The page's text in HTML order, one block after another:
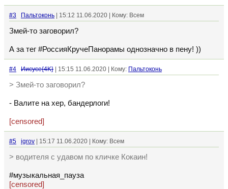
#3 Пальтоконь | 15:12 11.06.2020 | Кому: Всем
Змей-то заговорил?
А за тег #РоссияКручеПанорамы однозначно в пену! ))
#4 Иисусе{4K} | 15:15 11.06.2020 | Кому: Пальтоконь
> Змей-то заговорил?
- Валите на хер, бандерлоги!
[censored]
#5 igrov | 15:17 11.06.2020 | Кому: Всем
> водителя с удавом по кличке Кокаин!
#музыкальная_пауза
[censored]